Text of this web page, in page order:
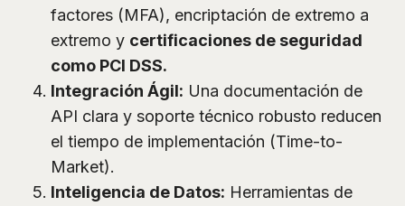
factores (MFA), encriptación de extremo a
extremo y certificaciones de seguridad
como PCI DSS.
Integración Ágil: Una documentación de
API clara y soporte técnico robusto reducen
el tiempo de implementación (Time-to-
Market).
Inteligencia de Datos: Herramientas de